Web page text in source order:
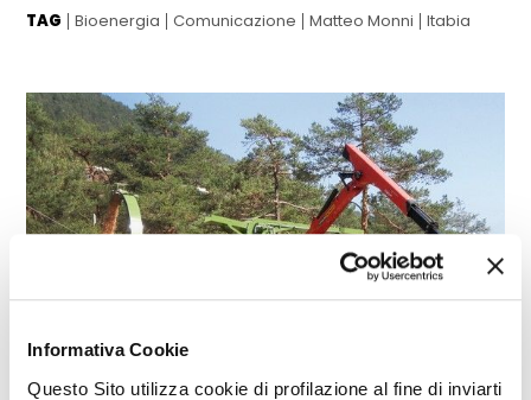
Informativa Cookie
Questo Sito utilizza cookie di profilazione al fine di inviarti
TAG Bioenergia Comunicazione Matteo Monni Itabia